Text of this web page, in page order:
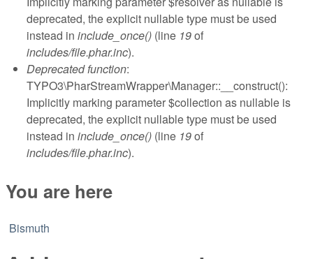
deprecated, the explicit nullable type must be used
instead in include_once() (line 19of
includes/file.phar.inc).
Deprecated function:
TYPO3\PharStreamWrapper\Manager::__construct():
Implicitly marking parameter $collection as nullable is
deprecated, the explicit nullable type must be used
instead in include_once() (line 19of
includes/file.phar.inc).
You are here
Bismuth